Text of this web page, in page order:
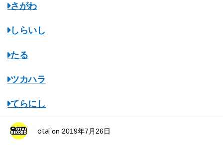
さがわ
しらいし
たる
ツカハラ
てらにし
ながはし
otai on 2019年7月26日